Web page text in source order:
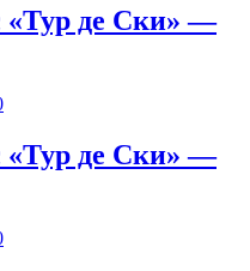
«Тур де Ски» —
«Тур де Ски» —